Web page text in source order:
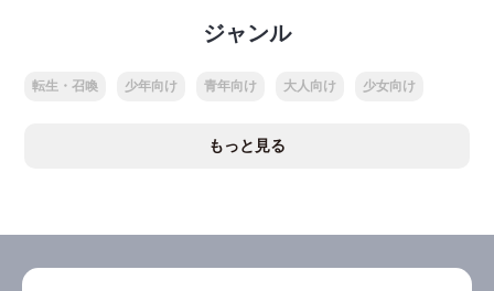
ジャンル
転生・召喚 少年向け 青年向け 大人向け 少女向け
もっと見る